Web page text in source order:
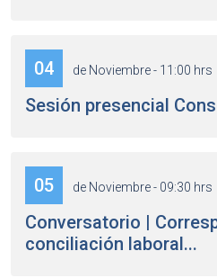
04 de Noviembre - 11:00 hrs
Sesión presencial
05 de Noviembre - 09:30 hrs
Conversatorio |
conciliación laboral...